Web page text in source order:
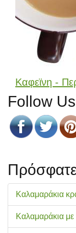
Καφεϊνη -
Follow Us
Καλαμαράκια
Καλαμαράκια με